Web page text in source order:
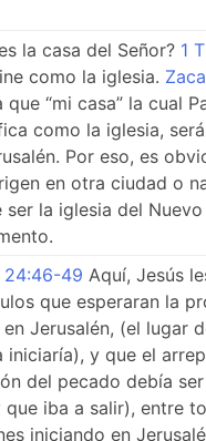
la casa del Señor? 1
como la iglesia.
que “mi casa” la cual
como la iglesia,
Por eso, es
en otra ciudad o
ser la iglesia del Nuevo
24:46-49 Aquí, Jesús
que esperaran la
en Jerusalén, (el lugar
iniciaría), y que el
del pecado debía
que iba a salir), entre
iniciando en